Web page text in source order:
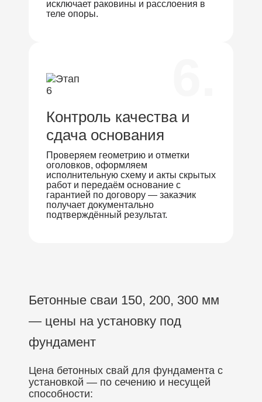
исключает раковины и расслоения в
теле опоры.
Контроль качества и
сдача основания
Проверяем геометрию и отметки
оголовков, оформляем
исполнительную схему и акты скрытых
работ и передаём основание с
гарантией по договору — заказчик
получает документально
подтверждённый результат.
Бетонные сваи 150, 200, 300 мм
— цены на установку под
фундамент
Цена бетонных свай для фундамента с
установкой — по сечению и несущей
способности: